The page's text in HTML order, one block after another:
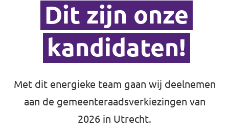
Dit zijn onze
kandidaten!
Met dit energieke team gaan wij deelnemen
aan de gemeenteraadsverkiezingen van
2026 in Utrecht.